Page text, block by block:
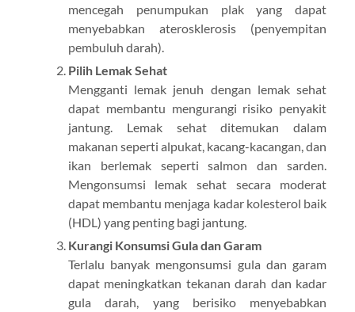
mencegah penumpukan plak yang dapat
menyebabkan aterosklerosis (penyempitan
pembuluh darah).
Pilih Lemak Sehat
Mengganti lemak jenuh dengan lemak sehat
dapat membantu mengurangi risiko penyakit
jantung. Lemak sehat ditemukan dalam
makanan seperti alpukat, kacang-kacangan, dan
ikan berlemak seperti salmon dan sarden.
Mengonsumsi lemak sehat secara moderat
dapat membantu menjaga kadar kolesterol baik
(HDL) yang penting bagi jantung.
Kurangi Konsumsi Gula dan Garam
Terlalu banyak mengonsumsi gula dan garam
dapat meningkatkan tekanan darah dan kadar
gula darah, yang berisiko menyebabkan